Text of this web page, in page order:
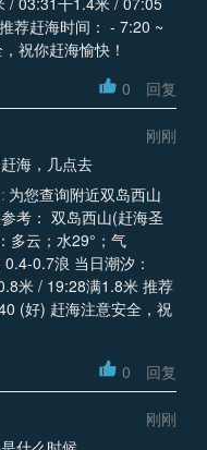
荐赶海时间： - 7:20 ~
祝你赶海愉快！
0 回复
刚刚
海，几点去
为您查询附近双岛西山
考： 双岛西山(赶海圣
多云；水29°；气
0.7浪 当日潮汐：
米 / 19:28满1.8米 推荐
(好) 赶海注意安全，祝
0 回复
刚刚